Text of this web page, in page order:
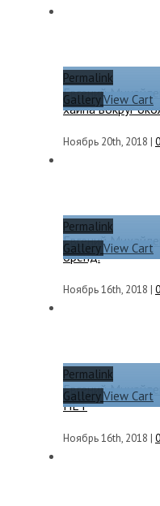
Permalink
GalleryView Cart
Евгений
хайпа вокруг
Ноябрь 20th, 2018 |
Permalink
GalleryView Cart
Евгений
бренд.
Ноябрь 16th, 2018 |
Permalink
GalleryView Cart
Евгений
НЕТ
Ноябрь 16th, 2018 |